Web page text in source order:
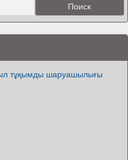
тұқымды шаруашылығы